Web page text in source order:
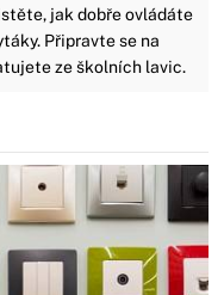
jak dobře ovládáte
Připravte se na
ze školních lavic.